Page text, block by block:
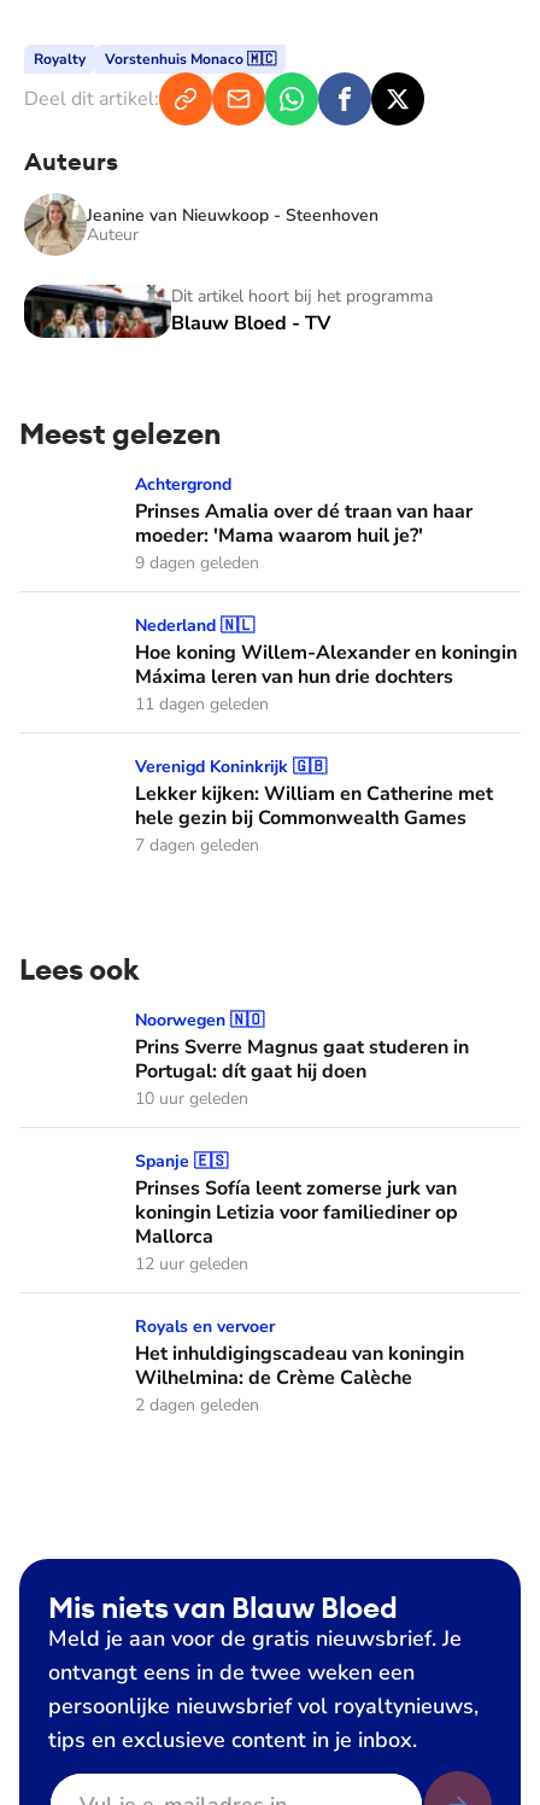
Royalty Vorstenhuis Monaco 🇲🇨
Deel dit artikel:
Auteurs
Jeanine van Nieuwkoop - Steenhoven
Auteur
Dit artikel hoort bij het programma
Blauw Bloed - TV
Blauw Bloed - TV
Meest gelezen
Prinses Amalia over dé traan van haar moeder: 'Mama
Achtergrond
Prinses Amalia over dé traan van haar
moeder: 'Mama waarom huil je?'
9 dagen geleden
Hoe koning Willem-Alexander en koningin Máxima leren
Nederland 🇳🇱
Hoe koning Willem-Alexander en koningin
Máxima leren van hun drie dochters
11 dagen geleden
Lekker kijken: William en Catherine met hele gezin bij
Verenigd Koninkrijk 🇬🇧
Lekker kijken: William en Catherine met
hele gezin bij Commonwealth Games
7 dagen geleden
Lees ook
Prins Sverre Magnus gaat studeren in Portugal: dít gaat hij
Noorwegen 🇳🇴
Prins Sverre Magnus gaat studeren in
Portugal: dít gaat hij doen
10 uur geleden
Prinses Sofía leent zomerse jurk van koningin Letizia voor
Spanje 🇪🇸
Prinses Sofía leent zomerse jurk van
koningin Letizia voor familiediner op
Mallorca
12 uur geleden
Het inhuldigingscadeau van koningin Wilhelmina: de
Royals en vervoer
Het inhuldigingscadeau van koningin
Wilhelmina: de Crème Calèche
2 dagen geleden
Mis niets van Blauw Bloed
Meld je aan voor de gratis nieuwsbrief. Je
ontvangt eens in de twee weken een
persoonlijke nieuwsbrief vol royaltynieuws,
tips en exclusieve content in je inbox.
E-mailadres